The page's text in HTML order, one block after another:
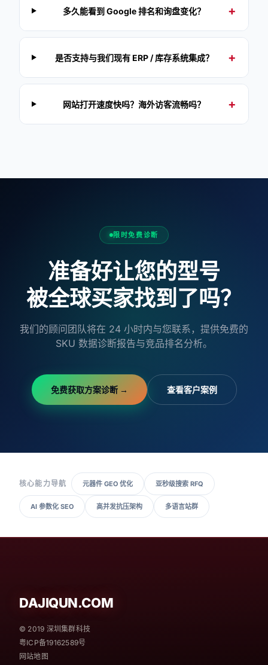
多久能看到 Google 排名和询盘变化？
是否支持与我们现有 ERP / 库存系统集成？
网站打开速度快吗？海外访客流畅吗？
限时免费诊断
准备好让您的型号
被全球买家找到了吗？
我们的顾问团队将在 24 小时内与您联系，提供免费的
SKU 数据诊断报告与竞品排名分析。
免费获取方案诊断 → 查看客户案例
核心能力导航 元器件 GEO 优化 亚秒级搜索 RFQ
AI 参数化 SEO 高并发抗压架构 多语言站群
DAJIQUN.COM
© 2019 深圳集群科技
粤ICP备19162589号
网站地图